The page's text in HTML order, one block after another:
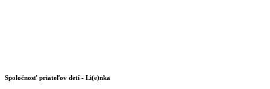
Spoločnosť priateľov detí - Li(e)nka